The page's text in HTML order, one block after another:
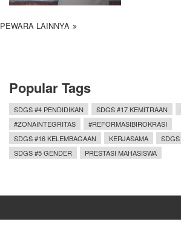
PEWARA LAINNYA
Popular Tags
SDGS #4 PENDIDIKAN SDGS #17 KEMITRAAN
#ZONAINTEGRITAS
#REFORMASIBIROKRASI
SDGS #16 KELEMBAGAAN
KERJASAMA
SDGS
SDGS #5 GENDER
PRESTASI MAHASISWA